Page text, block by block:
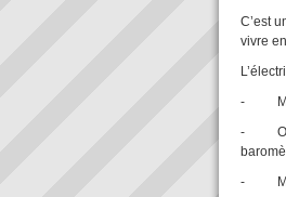
C’est
vivre
-
-
-